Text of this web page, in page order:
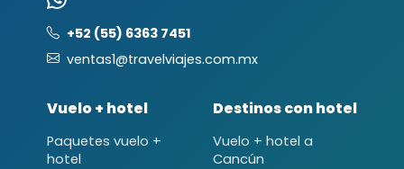
+52 (55) 6363 7451
ventas1@travelviajes.com.mx
Vuelo + hotel
Paquetes vuelo +
hotel
Destinos con hotel
Vuelo + hotel a
Cancún